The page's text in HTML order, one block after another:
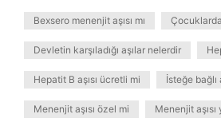
Bexsero menenjit aşısı mı
Devletin karşıladığı aşılar nelerdir
Hepatit B aşısı ücretli mi İsteğe bağlı
Menenjit aşısı özel mi Menenjit